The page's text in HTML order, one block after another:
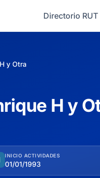
Directorio RUT
y Otra
H y
INICIO ACTIVIDADES
01/01/1993